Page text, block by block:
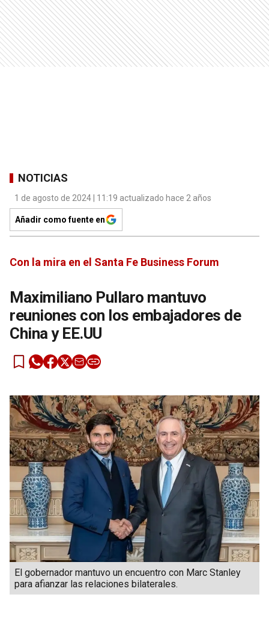
NOTICIAS
1 de agosto de 2024 | 11:19 actualizado hace 2 años
Añadir como fuente en
Con la mira en el Santa Fe Business Forum
Maximiliano Pullaro mantuvo
reuniones con los embajadores de
China y EE.UU
El gobernador mantuvo un encuentro con Marc Stanley
para afianzar las relaciones bilaterales.